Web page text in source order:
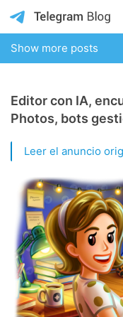
Show more posts
Editor con IA,
Photos, bots
Leer el anuncio